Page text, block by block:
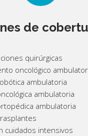
de
quirúrgicas
oncológico
ambulatoria
ambulatoria
ambulatoria
cuidados intensivos